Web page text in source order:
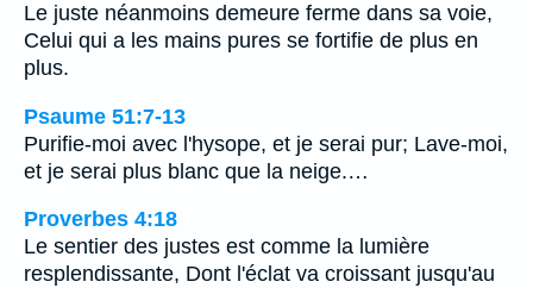
Le juste néanmoins demeure ferme dans sa voie,
Celui qui a les mains pures se fortifie de plus en
plus.
Psaume 51:7-13
Purifie-moi avec l'hysope, et je serai pur; Lave-moi,
et je serai plus blanc que la neige.…
Proverbes 4:18
Le sentier des justes est comme la lumière
resplendissante, Dont l'éclat va croissant jusqu'au